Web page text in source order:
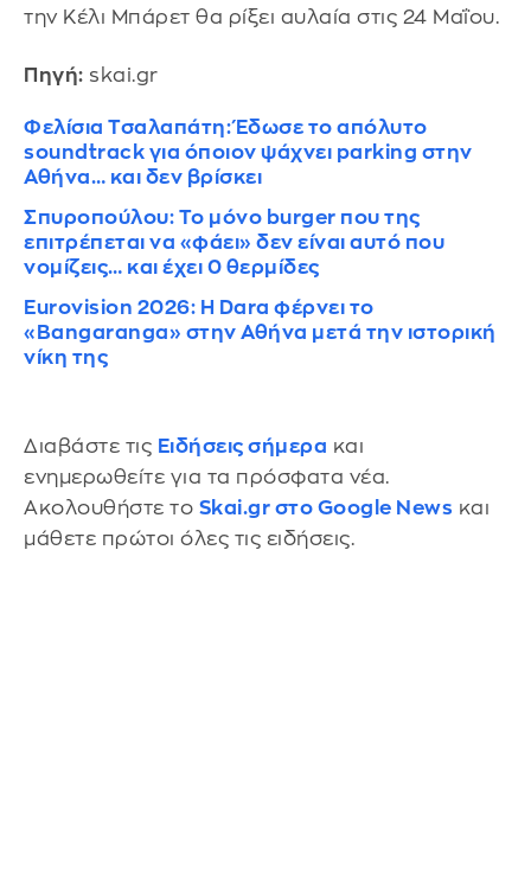
την Κέλι Μπάρετ θα ρίξει αυλαία στις 24 Μαΐου.
Πηγή: skai.gr
Φελίσια Τσαλαπάτη: Έδωσε το απόλυτο
soundtrack για όποιον ψάχνει parking στην
Αθήνα… και δεν βρίσκει
Σπυροπούλου: Το μόνο burger που της
επιτρέπεται να «φάει» δεν είναι αυτό που
νομίζεις… και έχει 0 θερμίδες
Eurovision 2026: Η Dara φέρνει το
«Bangaranga» στην Αθήνα μετά την ιστορική
νίκη της
Διαβάστε τις Ειδήσεις σήμερα και
ενημερωθείτε για τα πρόσφατα νέα.
Ακολουθήστε το Skai.gr στο Google News και
μάθετε πρώτοι όλες τις ειδήσεις.